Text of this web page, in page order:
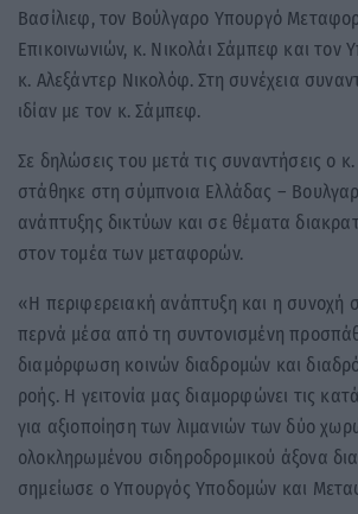
Βασίλιεφ, τον Βούλγαρο Υπουργό
Επικοινωνιών, κ. Νικολάι Σάμπεφ και τον
κ. Αλεξάντερ Νικολόφ. Στη συνέχεια
ιδίαν με τον κ. Σάμπεφ.
Σε δηλώσεις του μετά τις συναντήσεις ο
στάθηκε στη σύμπνοια Ελλάδας –
ανάπτυξης δικτύων και σε θέματα
στον τομέα των μεταφορών.
«Η περιφερειακή ανάπτυξη και η συνοχή
περνά μέσα από τη συντονισμένη
διαμόρφωση κοινών διαδρομών και
ροής. Η γειτονία μας διαμορφώνει τις
για αξιοποίηση των λιμανιών των δύο
ολοκληρωμένου σιδηροδρομικού άξονα
σημείωσε ο Υπουργός Υποδομών και